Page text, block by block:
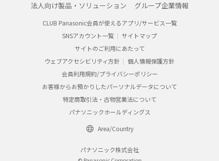
法人向け製品・ソリューション グループ企業情報
CLUB Panasonic会員が使えるアプリ/サービス一覧
SNSアカウント一覧
サイトマップ
サイトのご利用にあたって
ウェブアクセシビリティ方針
個人情報保護方針
会員利用規約/プライバシーポリシー
お客様からお預かりしたパーソナルデータについて
特定商取引法・古物営業法について
パナソニックホールディングス
Area/Country
パナソニック株式会社